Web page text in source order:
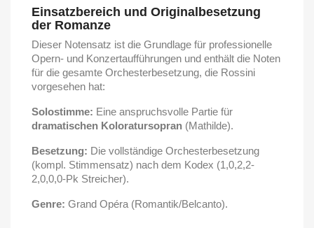
Einsatzbereich und Originalbesetzung
der Romanze
Dieser Notensatz ist die Grundlage für professionelle
Opern- und Konzertaufführungen und enthält die Noten
für die gesamte Orchesterbesetzung, die Rossini
vorgesehen hat:
Solostimme: Eine anspruchsvolle Partie für
dramatischen Koloratursopran (Mathilde).
Besetzung: Die vollständige Orchesterbesetzung
(kompl. Stimmensatz) nach dem Kodex (1,0,2,2-
2,0,0,0-Pk Streicher).
Genre: Grand Opéra (Romantik/Belcanto).